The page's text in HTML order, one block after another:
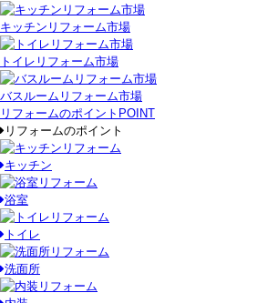
キッチンリフォーム市場
トイレリフォーム市場
バスルームリフォーム市場
リフォームのポイント POINT
リフォームのポイント
キッチン
浴室
トイレ
洗面所